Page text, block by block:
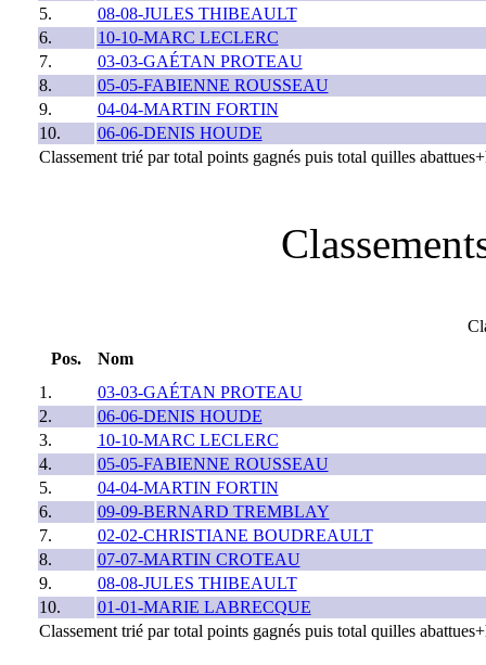
5.
08-08-JULES THIBEAULT
6.
10-10-MARC LECLERC
7.
03-03-GAÉTAN PROTEAU
8.
05-05-FABIENNE ROUSSEAU
9.
04-04-MARTIN FORTIN
10.
06-06-DENIS HOUDE
Classement trié par total points gagnés puis total quilles
Pos.
Nom
1.
03-03-GAÉTAN PROTEAU
2.
06-06-DENIS HOUDE
3.
10-10-MARC LECLERC
4.
05-05-FABIENNE ROUSSEAU
5.
04-04-MARTIN FORTIN
6.
09-09-BERNARD TREMBLAY
7.
02-02-CHRISTIANE BOUDREAULT
8.
07-07-MARTIN CROTEAU
9.
08-08-JULES THIBEAULT
10.
01-01-MARIE LABRECQUE
Classement trié par total points gagnés puis total quilles